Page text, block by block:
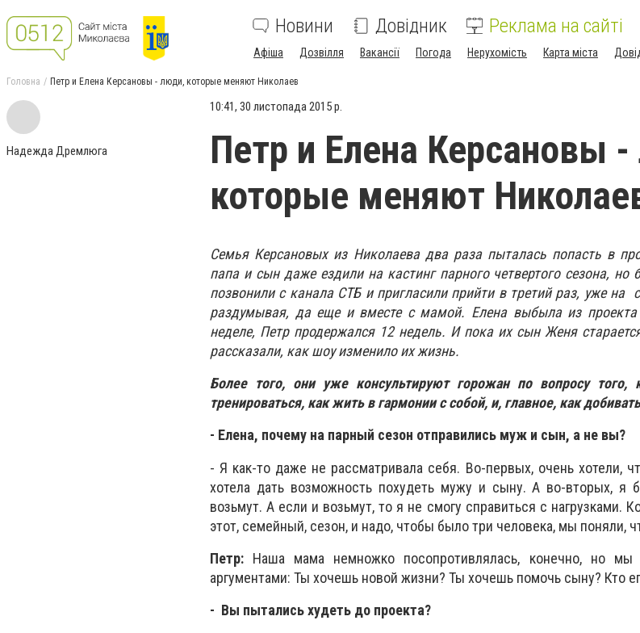
Новини Довідник Реклама на сайті
Афіша Дозвілля Вакансії Погода Нерухомість Карта міста
Головна Петр и Елена Керсановы - люди, которые меняют Николаев
Надежда Дремлюга
10:41, 30 листопада 2015 р.
Петр и Елена Керсановы
которые меняют
Семья Керсановых из Николаева два раза пыталась попасть в
папа и сын даже ездили на кастинг парного четвертого сезона, но
позвонили с канала СТБ и пригласили прийти в третий раз, уже на
раздумывая, да еще и вместе с мамой. Елена выбыла из
неделе, Петр продержался 12 недель. И пока их сын Женя
рассказали, как шоу изменило их жизнь.
Более того, они уже консультируют горожан по вопросу того,
тренироваться, как жить в гармонии с собой, и, главное, как
- Елена, почему на парный сезон отправились муж и сын, а не вы?
- Я как-то даже не рассматривала себя. Во-первых, очень хотели,
хотела дать возможность похудеть мужу и сыну. А во-вторых, я
возьмут. А если и возьмут, то я не смогу справиться с нагрузками.
этот, семейный, сезон, и надо, чтобы было три человека, мы поняли,
Петр: Наша мама немножко посопротивлялась, конечно, но мы
аргументами: Ты хочешь новой жизни? Ты хочешь помочь сыну? Кто
- Вы пытались худеть до проекта?